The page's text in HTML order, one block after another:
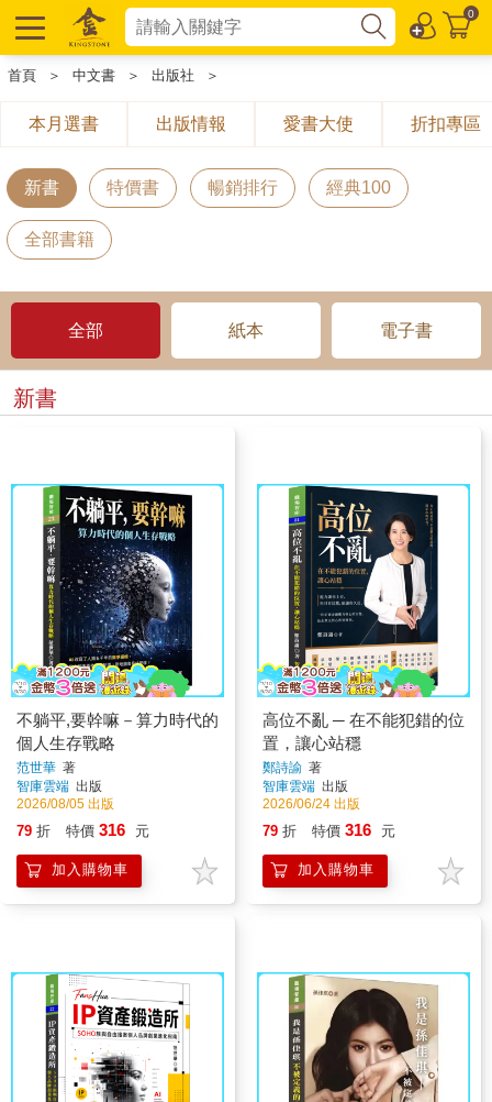
0
首頁 ＞ 中文書 ＞ 出版社 ＞
本月選書 出版情報 愛書大使 折扣專區
新書 特價書 暢銷排行 經典100
全部書籍
全部 紙本 電子書
新書
不躺平,要幹嘛－算力時代的
個人生存戰略
范世華 著
智庫雲端 出版
2026/08/05 出版
79 折 特價 316 元
加入購物車
高位不亂 ─ 在不能犯錯的位
置，讓心站穩
鄭詩諭 著
智庫雲端 出版
2026/06/24 出版
79 折 特價 316 元
加入購物車